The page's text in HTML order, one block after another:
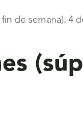
de semana). 4